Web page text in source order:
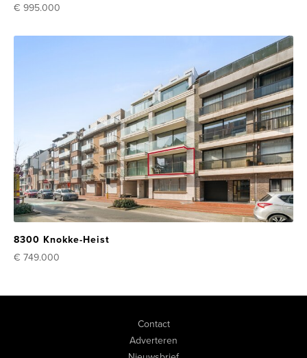
€ 995.000
8300 Knokke-Heist
€ 749.000
Contact
Adverteren